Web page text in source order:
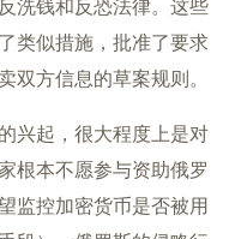
洗钱和反恐法律。这些
类似措施，批准了要求
方信息的草案规则。
兴起，很大程度上是对
根本不愿参与资助俄罗
监控加密货币是否被用